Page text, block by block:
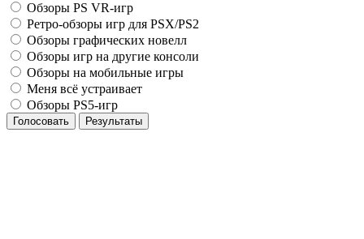
Обзоры PS VR-игр
Ретро-обзоры игр для PSX/PS2
Обзоры графических новелл
Обзоры игр на другие консоли
Обзоры на мобильные игры
Меня всё устраивает
Обзоры PS5-игр
Голосовать Результаты